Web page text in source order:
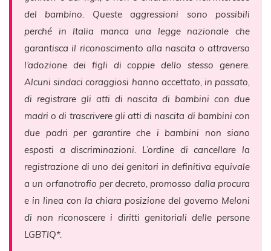
del bambino. Queste aggressioni sono possibili
perché in Italia manca una legge nazionale che
garantisca il riconoscimento alla nascita o attraverso
l’adozione dei figli di coppie dello stesso genere.
Alcuni sindaci coraggiosi hanno accettato, in passato,
di registrare gli atti di nascita di bambini con due
madri o di trascrivere gli atti di nascita di bambini con
due padri per garantire che i bambini non siano
esposti a discriminazioni. L’ordine di cancellare la
registrazione di uno dei genitori in definitiva equivale
a un orfanotrofio per decreto, promosso dalla procura
e in linea con la chiara posizione del governo Meloni
di non riconoscere i diritti genitoriali delle persone
LGBTIQ*.